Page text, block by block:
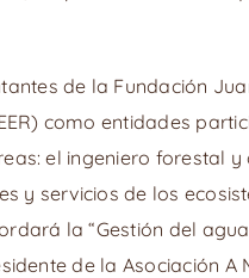
de la Fundación
como entidades
el ingeniero forestal
y servicios de los
la “Gestión del
de la Asociación